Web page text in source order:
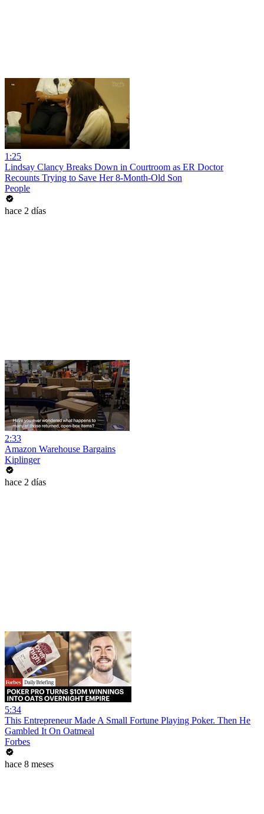
1:25
Lindsay Clancy Breaks Down in Courtroom as ER Doctor
Recounts Trying to Save Her 8-Month-Old Son
People
hace 2 días
2:33
Amazon Warehouse Bargains
Kiplinger
hace 2 días
5:34
This Entrepreneur Made A Small Fortune Playing Poker. Then He
Gambled It On Oatmeal
Forbes
hace 8 meses